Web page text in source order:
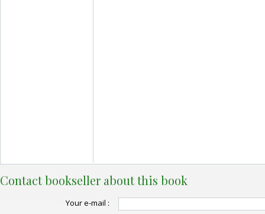
Contact bookseller about this book
Your e-mail :